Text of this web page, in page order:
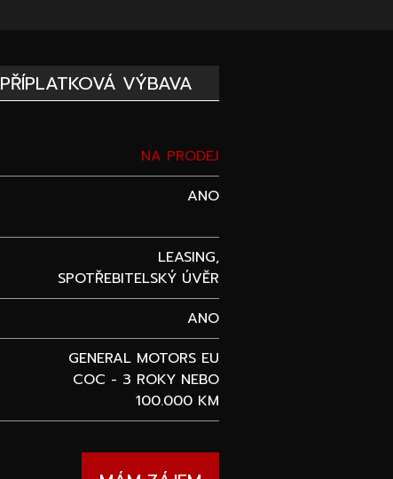
PŘÍPLATKOVÁ VÝBAVA
NA PRODEJ
ANO
LEASING,
SPOTŘEBITELSKÝ ÚVĚR
ANO
GENERAL MOTORS EU
COC - 3 ROKY NEBO
100.000 KM